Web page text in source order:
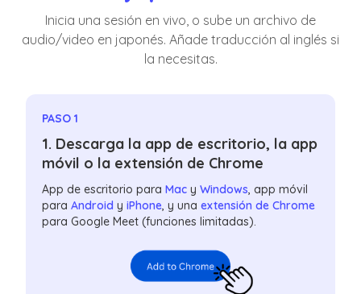
Inicia una sesión en vivo, o sube un archivo de
audio/video en japonés. Añade traducción al inglés si
la necesitas.
PASO 1
1. Descarga la app de escritorio, la app
móvil o la extensión de Chrome
App de escritorio paraMac yWindows, app móvil
paraAndroid yiPhone, y unaextensión de Chrome
para Google Meet (funciones limitadas).